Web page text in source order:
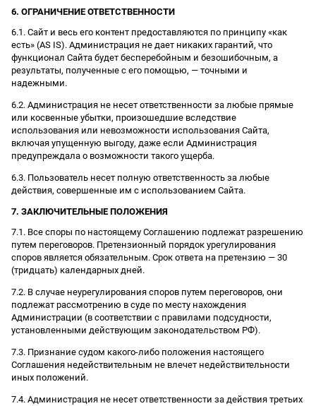
6. ОГРАНИЧЕНИЕ ОТВЕТСТВЕННОСТИ
6.1. Сайт и весь его контент предоставляются по принципу «как
есть» (AS IS). Администрация не дает никаких гарантий, что
функционал Сайта будет бесперебойным и безошибочным, а
результаты, полученные с его помощью, — точными и
надежными.
6.2. Администрация не несет ответственности за любые прямые
или косвенные убытки, произошедшие вследствие
использования или невозможности использования Сайта,
включая упущенную выгоду, даже если Администрация
предупреждала о возможности такого ущерба.
6.3. Пользователь несет полную ответственность за любые
действия, совершенные им с использованием Сайта.
7. ЗАКЛЮЧИТЕЛЬНЫЕ ПОЛОЖЕНИЯ
7.1. Все споры по настоящему Соглашению подлежат разрешению
путем переговоров. Претензионный порядок урегулирования
споров является обязательным. Срок ответа на претензию — 30
(тридцать) календарных дней.
7.2. В случае неурегулирования споров путем переговоров, они
подлежат рассмотрению в суде по месту нахождения
Администрации (в соответствии с правилами подсудности,
установленными действующим законодательством РФ).
7.3. Признание судом какого-либо положения настоящего
Соглашения недействительным не влечет недействительности
иных положений.
7.4. Администрация не несет ответственности за действия третьих